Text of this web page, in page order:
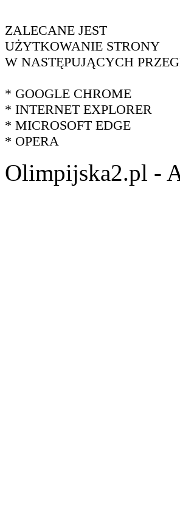
ZALECANE JEST
UŻYTKOWANIE STRONY
W NASTĘPUJĄCYCH
* GOOGLE CHROME
* INTERNET EXPLORER
* MICROSOFT EDGE
* OPERA
Olimpijska2.pl -